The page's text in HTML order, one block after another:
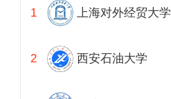
上海对外经贸大学
西安石油大学